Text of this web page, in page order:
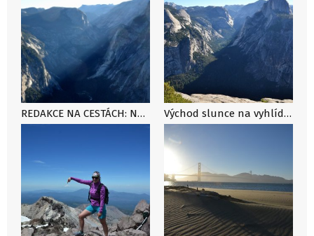
REDAKCE NA CESTÁCH: Natálie Šírová prochodila národní parky Kalifornie Východ slunce na vyhlídce Glacier Point nad údolím Yosemite Valley s výhledem na impozantní Half Dome, Kalifornie, USA.